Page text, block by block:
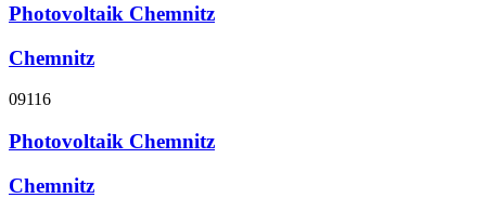
Photovoltaik Chemnitz
Chemnitz
09116
Photovoltaik Chemnitz
Chemnitz